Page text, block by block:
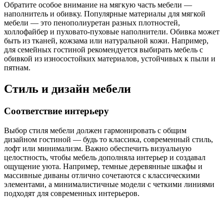
Обратите особое внимание на мягкую часть мебели —
наполнитель и обивку. Популярные материалы для мягкой
мебели — это пенополиуретан разных плотностей,
холлофайбер и пуховато-пуховые наполнители. Обивка может
быть из тканей, кожзама или натуральной кожи. Например,
для семейных гостиной рекомендуется выбирать мебель с
обивкой из износостойких материалов, устойчивых к пыли и
пятнам.
Стиль и дизайн мебели
Соответствие интерьеру
Выбор стиля мебели должен гармонировать с общим
дизайном гостиной — будь то классика, современный стиль,
лофт или минимализм. Важно обеспечить визуальную
целостность, чтобы мебель дополняла интерьер и создавал
ощущение уюта. Например, темные деревянные шкафы и
массивные диваны отлично сочетаются с классическими
элементами, а минималистичные модели с четкими линиями
подходят для современных интерьеров.